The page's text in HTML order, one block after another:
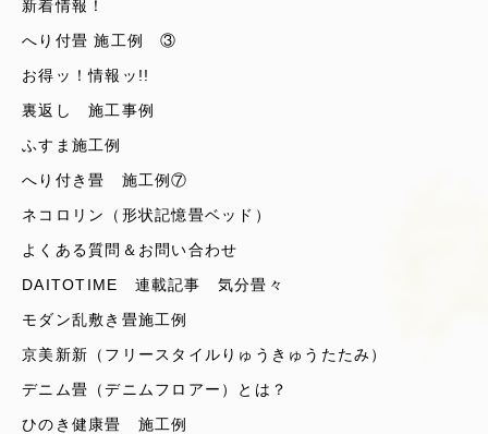
新着情報！
へり付畳 施工例 ③
お得ッ！情報ッ!!
裏返し 施工事例
ふすま施工例
へり付き畳 施工例⑦
ネコロリン（形状記憶畳ベッド）
よくある質問＆お問い合わせ
DAITOTIME 連載記事 気分畳々
モダン乱敷き畳施工例
京美新新（フリースタイルりゅうきゅうたたみ）
デニム畳（デニムフロアー）とは？
ひのき健康畳 施工例